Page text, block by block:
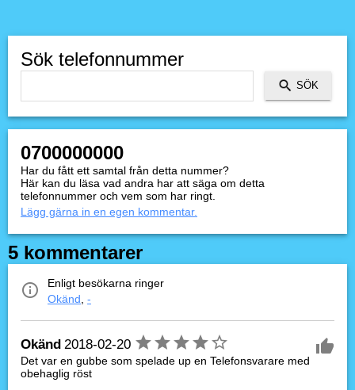
Sök telefonnummer
0700000000
Har du fått ett samtal från detta nummer?
Här kan du läsa vad andra har att säga om detta
telefonnummer och vem som har ringt.
Lägg gärna in en egen kommentar.
5 kommentarer
Enligt besökarna ringer
Okänd -
Okänd 2018-02-20
Det var en gubbe som spelade up en Telefonsvarare med
obehaglig röst